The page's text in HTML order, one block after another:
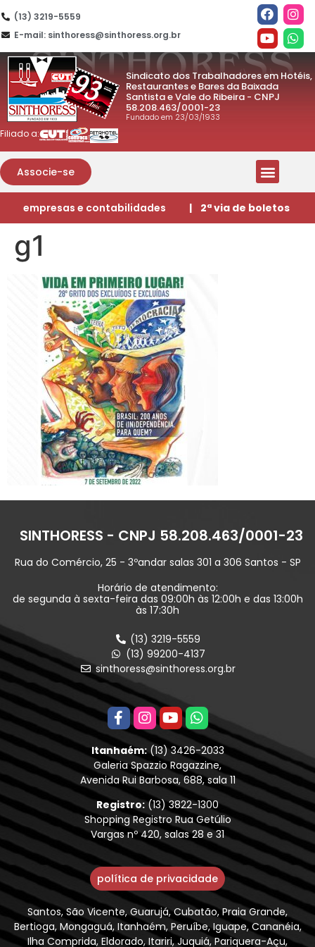
(13) 3219-5559
E-mail: sinthoress@sinthoress.org.br
Sindicato dos Trabalhadores em Hotéis,
Restaurantes e Bares da Baixada
Santista e Vale do Ribeira - CNPJ
58.208.463/0001-23
Fundado em 23/03/1933
Filiado a:
Associe-se
empresas e contabilidades | 2ª via de boletos
g1
SINTHORESS - CNPJ 58.208.463/0001-23
Rua do Comércio, 25 - 3ºandar salas 301 a 306 Santos - SP
Horário de atendimento:
de segunda à sexta-feira das 09:00h às 12:00h e das 13:00h
às 17:30h
(13) 3219-5559
(13) 99200-4137
sinthoress@sinthoress.org.br
Itanhaém:(13) 3426-2033
Galeria Spazzio Ragazzine,
Avenida Rui Barbosa, 688, sala 11
Registro:(13) 3822-1300
Shopping Registro Rua Getúlio
Vargas nº 420, salas 28 e 31
política de privacidade
Santos, São Vicente, Guarujá, Cubatão, Praia Grande,
Bertioga, Mongaguá, Itanhaém, Peruíbe, Iguape, Cananéia,
Ilha Comprida, Eldorado, Itariri, Juquiá, Pariquera-Açu,